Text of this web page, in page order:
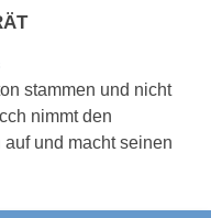
stammen und nicht
nimmt den
und macht seinen